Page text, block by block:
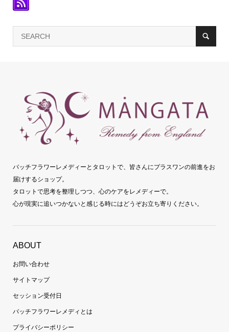
バッチフラワーレメディーとタロットで、皆さんにプラスワンの前進をお
届けするショップ。
タロットで思考を整理しつつ、心のケアをレメディーで。
心が現実に追いつかないと感じる時にはどうぞお立ち寄りください。
ABOUT
お問い合わせ
サイトマップ
セッション受付日
バッチフラワーレメディとは
プライバシーポリシー